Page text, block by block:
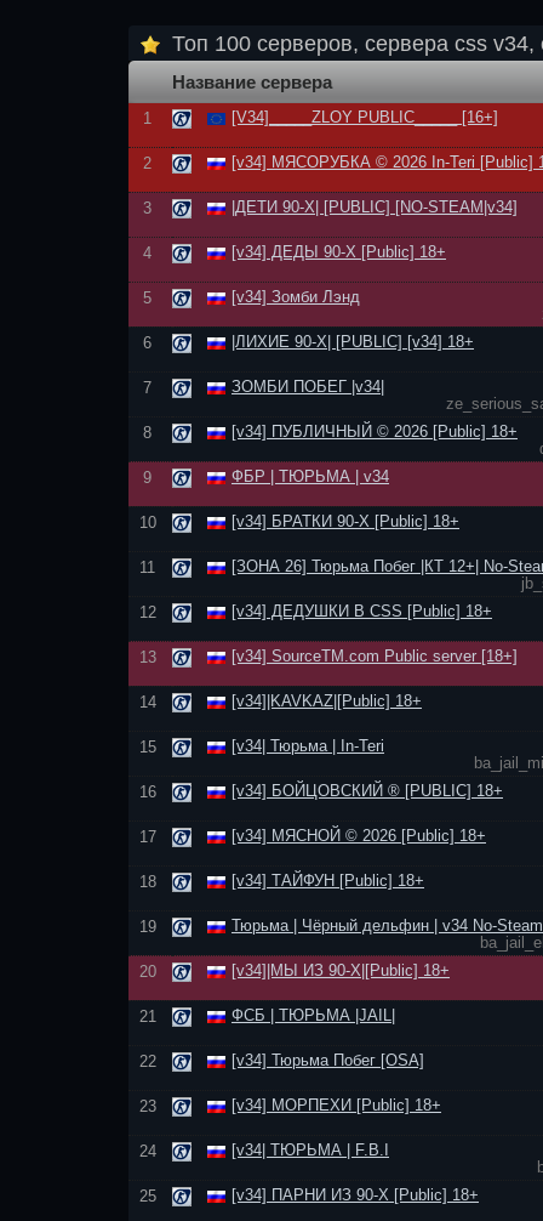
Топ 100 серверов, сервера css v34,
Название сервера
1 [V34]_____ZLOY PUBLIC_____ [16+]
2 [v34] МЯСОРУБКА © 2026 In-Teri [Public]
3 |ДЕТИ 90-Х| [PUBLIC] [NO-STEAM|v34]
4 [v34] ДЕДЫ 90-Х [Public] 18+
5
[v34] Зомби Лэнд
6
|ЛИХИЕ 90-Х| [PUBLIC] [v34] 18+
7
ЗОМБИ ПОБЕГ |v34|
8
[v34] ПУБЛИЧНЫЙ © 2026 [Public] 18+
9
ФБР | ТЮРЬМА | v34
10 [v34] БРАТКИ 90-Х [Public] 18+
11
[ЗОНА 26] Тюрьма Побег |КТ 12+| No-
12
[v34] ДЕДУШКИ В CSS [Public] 18+
13 [v34] SourceTM.com Public server [18+]
14 [v34]|KAVKAZ|[Public] 18+
15
[v34| Тюрьма | In-Teri
16
[v34] БОЙЦОВСКИЙ ® [PUBLIC] 18+
17 [v34] МЯСНОЙ © 2026 [Public] 18+
18 [v34] ТАЙФУН [Public] 18+
19
Тюрьма | Чёрный дельфин | v34 No-Steam
20
[v34]|МЫ ИЗ 90-Х|[Public] 18+
21 ФСБ | ТЮРЬМА |JAIL|
22 [v34] Тюрьма Побег [OSA]
23 [v34] МОРПЕХИ [Public] 18+
24
[v34| ТЮРЬМА | F.B.I
25
[v34] ПАРНИ ИЗ 90-Х [Public] 18+